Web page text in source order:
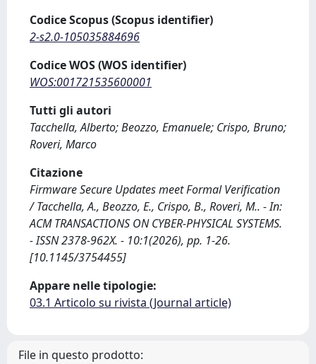
Codice Scopus (Scopus identifier)
2-s2.0-105035884696
Codice WOS (WOS identifier)
WOS:001721535600001
Tutti gli autori
Tacchella, Alberto; Beozzo, Emanuele; Crispo, Bruno;
Roveri, Marco
Citazione
Firmware Secure Updates meet Formal Verification
/ Tacchella, A., Beozzo, E., Crispo, B., Roveri, M.. - In:
ACM TRANSACTIONS ON CYBER-PHYSICAL SYSTEMS.
- ISSN 2378-962X. - 10:1(2026), pp. 1-26.
[10.1145/3754455]
Appare nelle tipologie:
03.1 Articolo su rivista (Journal article)
File in questo prodotto: